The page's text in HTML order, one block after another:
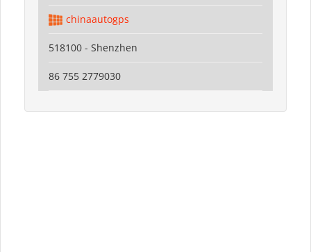
chinaautogps
518100 - Shenzhen
86 755 2779030